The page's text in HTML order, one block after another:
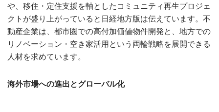
や、移住・定住支援を軸としたコミュニティ再生プロジェ
クトが盛り上がっていると日経地方版は伝えています。不
動産企業は、都市圏での高付加価値物件開発と、地方での
リノベーション・空き家活用という両輪戦略を展開できる
人材を求めています。
海外市場への進出とグローバル化